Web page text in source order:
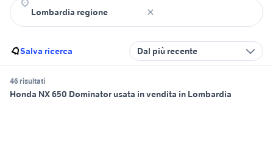
Salva ricerca Dal più recente
46 risultati
Honda NX 650 Dominator usata in vendita in Lombardia